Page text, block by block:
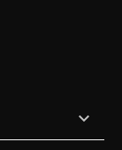
